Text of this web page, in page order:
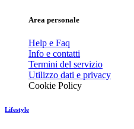
Area personale
Help e Faq
Info e contatti
Termini del servizio
Utilizzo dati e privacy
Cookie Policy
Lifestyle